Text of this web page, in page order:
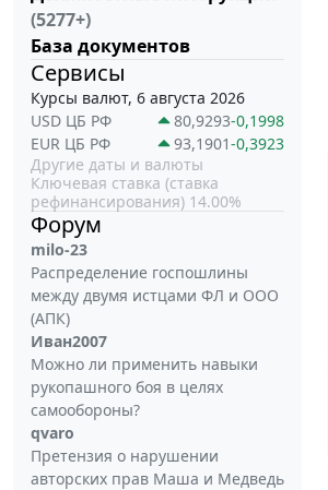
(5277+)
База документов
Сервисы
Курсы валют, 6 августа 2026
USD ЦБ РФ
80,9293-0,1998
EUR ЦБ РФ
93,1901-0,3923
Другие даты и валюты
Ключевая ставка (ставка
рефинансирования) 14.00%
Форум
milo-23
Распределение госпошлины
между двумя истцами ФЛ и ООО
(АПК)
Иван2007
Можно ли применить навыки
рукопашного боя в целях
самообороны?
qvaro
Претензия о нарушении
авторских прав Маша и Медведь